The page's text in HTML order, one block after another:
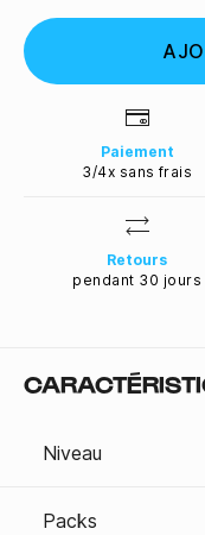
Paiement
3/4x sans frais
Retours
pendant 30 jours
Niveau
Packs